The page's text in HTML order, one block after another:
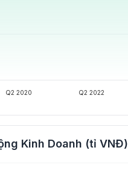
Q2 2020 Q2 2022
Kinh Doanh (tỉ VNĐ)